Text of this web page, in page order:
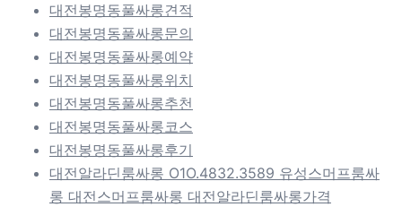
대전봉명동풀싸롱견적
대전봉명동풀싸롱문의
대전봉명동풀싸롱예약
대전봉명동풀싸롱위치
대전봉명동풀싸롱추천
대전봉명동풀싸롱코스
대전봉명동풀싸롱후기
대전알라딘룸싸롱 O1O.4832.3589 유성스머프룸싸
롱 대전스머프룸싸롱 대전알라딘룸싸롱가격